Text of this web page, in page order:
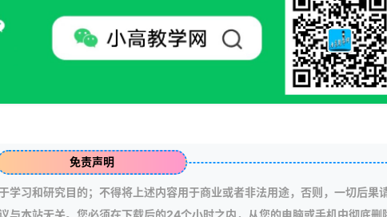
免责声明
学习和研究目的；不得将上述内容用于商业或者非法用途，否则，一切后果
与本站无关。您必须在下载后的24个小时之内，从您的电脑或手机中彻底删